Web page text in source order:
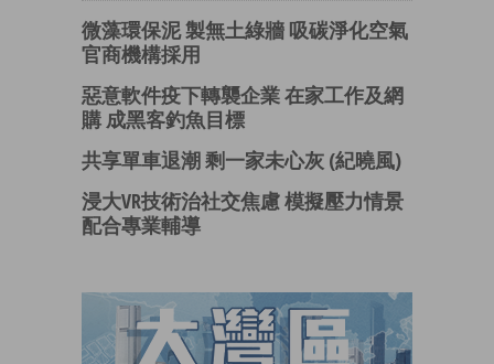
微藻環保泥 製無土綠牆 吸碳淨化空氣
官商機構採用
惡意軟件疫下轉襲企業 在家工作及網
購 成黑客釣魚目標
共享單車退潮 剩一家未心灰 (紀曉風)
浸大VR技術治社交焦慮 模擬壓力情景
配合專業輔導